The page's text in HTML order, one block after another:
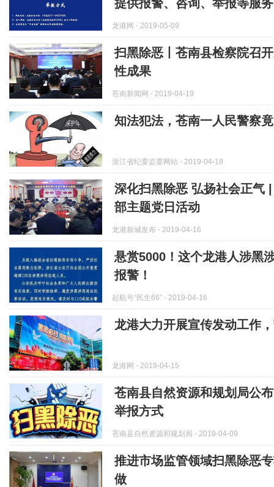
提供报警、咨询、举报等服
龙港网 ⋅ 2019-05-09
扫黑除恶丨苍南县检察院召
性成果
苍南新闻网 ⋅ 2019-04-19
知法犯法，苍南一人民警察
浙江省纪委监委网站 ⋅ 2019-04-18
深化扫黑除恶 弘扬社会正气
部主题党日活动
龙港新城发布 ⋅ 2019-04-16
悬赏5000！这个龙港人涉黑
报警！
起航号“民生66” ⋅ 2019-04-16
龙港大力开展宣传发动工作
龙港网 ⋅ 2019-04-15
苍南县自然资源和规划局公
举报方式
苍南县自然资源和规划局 ⋅ 2019-04-09
推进市场监管领域扫黑除恶
做